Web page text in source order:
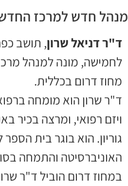
מנהל חדש למרכז
ד"ר דניאל שרון, תושב
לחמישה, מונה למנהל
מחוז דרום בכללית.
ד"ר שרון הוא מומחה
ויזם רפואי, ומרצה בכיר
גוריון. הוא בוגר בית
האוניברסיטה והתמחה
במחוז דרום הוביל ד"ר